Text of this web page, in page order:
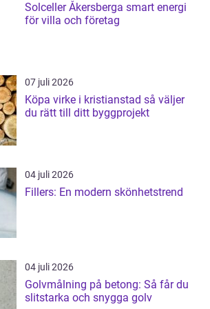
Solceller Åkersberga smart energi
för villa och företag
07 juli 2026
Köpa virke i kristianstad så väljer
du rätt till ditt byggprojekt
04 juli 2026
Fillers: En modern skönhetstrend
04 juli 2026
Golvmålning på betong: Så får du
slitstarka och snygga golv